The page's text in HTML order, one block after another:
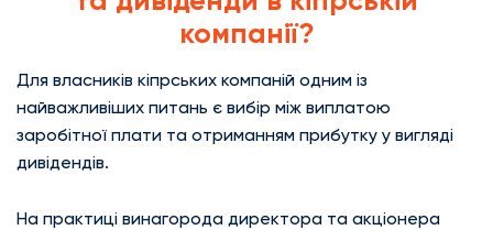
компанії?
Для власників кіпрських компаній одним із
найважливіших питань є вибір між виплатою
заробітної плати та отриманням прибутку у вигляді
дивідендів.
На практиці винагорода директора та акціонера